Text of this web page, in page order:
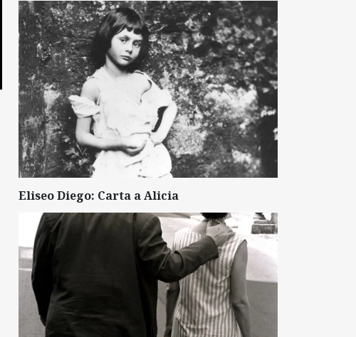
Eliseo Diego: Carta a Alicia